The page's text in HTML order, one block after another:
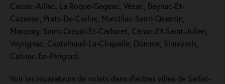
Carsac-Aillac, La Roque-Gageac, Vézac, Beynac-Et-
Cazenac, Prats-De-Carlux, Marcillac-Saint-Quentin,
Marquay, Saint-Crépin-Et-Carlucet, Cénac-Et-Saint-Julien,
Veyrignac, Castelnaud-La-Chapelle, Domme, Simeyrols,
Calviac-En-Périgord.
Voir les réparateurs de volets dans d’autres villes de Sarlat-